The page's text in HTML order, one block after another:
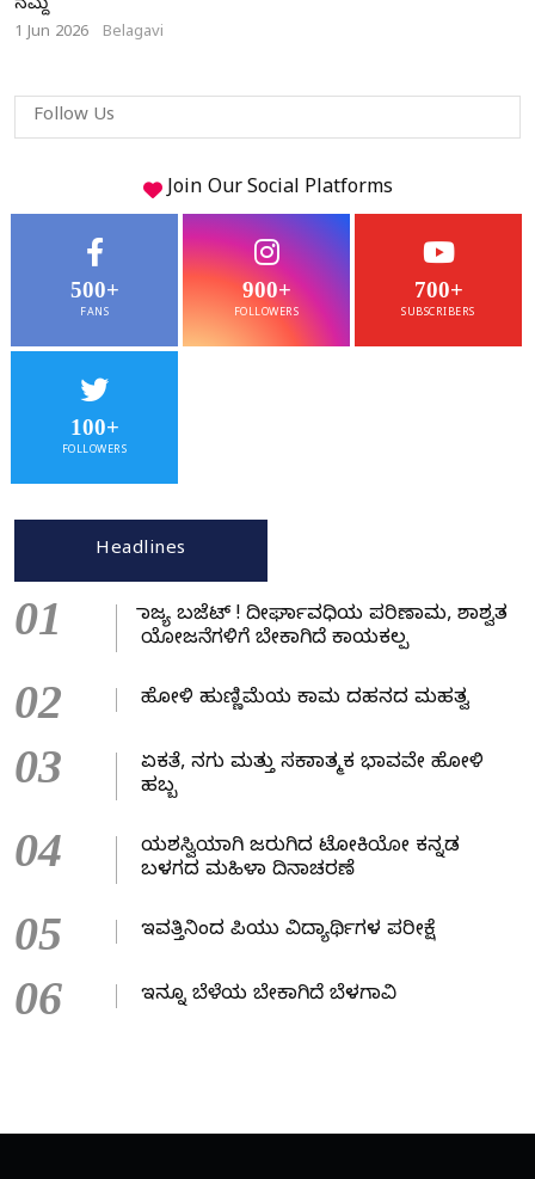
ನಮ್ದೆ
1 Jun 2026 Belagavi
Follow Us
Join Our Social Platforms
500+
FANS
900+
FOLLOWERS
700+
SUBSCRIBERS
100+
FOLLOWERS
Headlines
01
ರಾಜ್ಯ ಬಜೆಟ್ ! ದೀರ್ಘಾವಧಿಯ ಪರಿಣಾಮ, ಶಾಶ್ವತ
ಯೋಜನೆಗಳಿಗೆ ಬೇಕಾಗಿದೆ ಕಾಯಕಲ್ಪ
02 ಹೋಳಿ ಹುಣ್ಣಿಮೆಯ ಕಾಮ ದಹನದ ಮಹತ್ವ
03
ಏಕತೆ, ನಗು ಮತ್ತು ಸಕಾರಾತ್ಮಕ ಭಾವವೇ ಹೋಳಿ
ಹಬ್ಬ
04
ಯಶಸ್ವಿಯಾಗಿ ಜರುಗಿದ ಟೋಕಿಯೋ ಕನ್ನಡ
ಬಳಗದ ಮಹಿಳಾ ದಿನಾಚರಣೆ
05 ಇವತ್ತಿನಿಂದ ಪಿಯು ವಿದ್ಯಾರ್ಥಿಗಳ ಪರೀಕ್ಷೆ
06 ಇನ್ನೂ ಬೆಳೆಯ ಬೇಕಾಗಿದೆ ಬೆಳಗಾವಿ